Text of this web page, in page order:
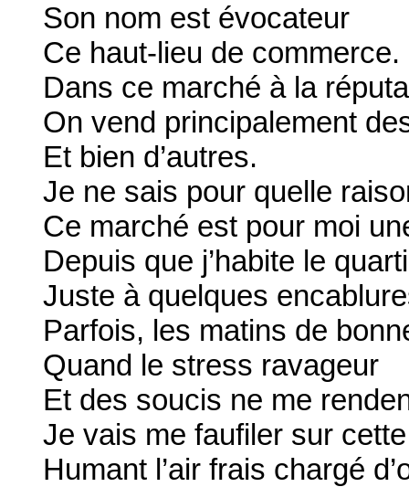
Son nom est évocateur
Ce haut-lieu de commerce.
Dans ce marché à la
On vend principalement
Et bien d’autres.
Je ne sais pour quelle
Ce marché est pour moi
Depuis que j’habite le
Juste à quelques
Parfois, les matins de
Quand le stress ravageur
Et des soucis ne me
Je vais me faufiler sur
Humant l’air frais chargé